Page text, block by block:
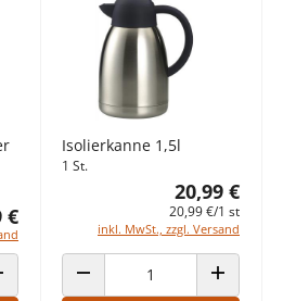
€
ERHÖHEN
Isolierkanne 1,5l
1 St.
20,99 €
20,99 €/1 st
inkl. MwSt., zzgl. Versand
ANZAHL VERRINGERN ANZAHL